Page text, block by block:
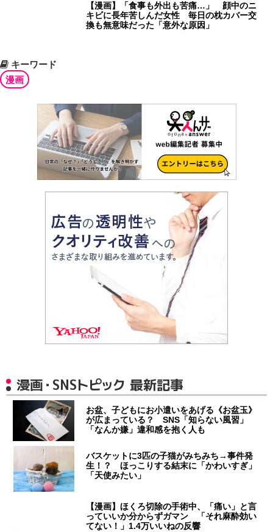
【漫画】「食事も外出も苦痛…」 顔中のニ
キビに長年苦しんだ女性 毎日の枕カバー交
換も無意味だった「意外な原因」
キーワード
漫画
漫画・SNSトピック 最新記事
お盆、子どもにお小遣いをあげる《お盆玉》
が広まっている？ SNS「知らない風習」
「なんか嫌」違和感を抱く人も
バスケットに3匹の子猫がみちみち→事件発
生！？ ほっこりする結末に「かわいすぎ」
「天使みたい」
【漫画】ほくろ切除の手術中、「痛い」と言
っていいか分からずガマン 「それ麻酔効い
てない！」1.4万いいねの反響